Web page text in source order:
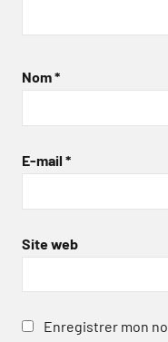
Nom*
E-mail *
Site web
Enregistrer mon